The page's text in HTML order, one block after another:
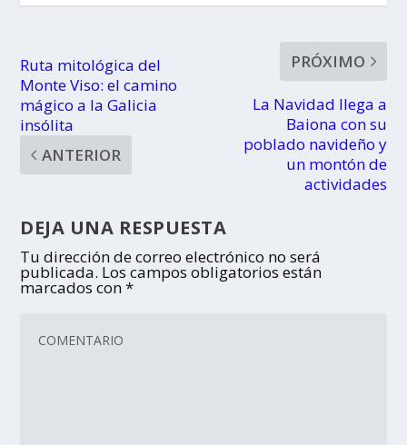
Ruta mitológica del
Monte Viso: el camino
mágico a la Galicia
insólita
ANTERIOR
PRÓXIMO
La Navidad llega a
Baiona con su
poblado navideño y
un montón de
actividades
DEJA UNA RESPUESTA
Tu dirección de correo electrónico no será
publicada. Los campos obligatorios están
marcados con*